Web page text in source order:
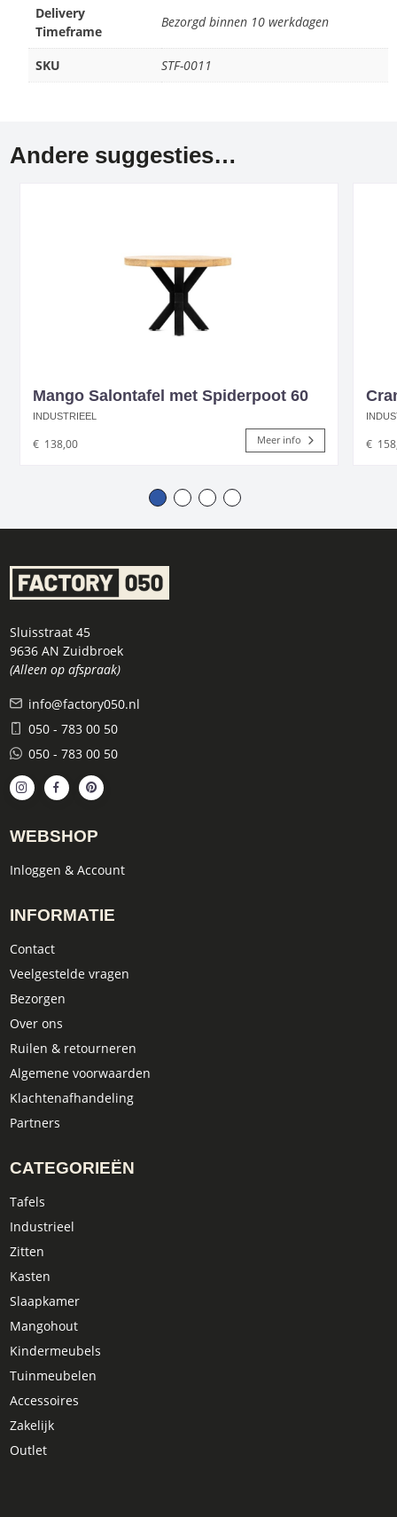
Delivery
Timeframe
Bezorgd binnen 10 werkdagen
SKU STF-0011
Andere suggesties…
Mango Salontafel met Spiderpoot 60
INDUSTRIEEL
€ 138,00 Meer info €
Sluisstraat 45
9636 AN Zuidbroek
(Alleen op afspraak)
info@factory050.nl
050 - 783 00 50
050 - 783 00 50
WEBSHOP
Inloggen & Account
INFORMATIE
Contact
Veelgestelde vragen
Bezorgen
Over ons
Ruilen & retourneren
Algemene voorwaarden
Klachtenafhandeling
Partners
CATEGORIEËN
Tafels
Industrieel
Zitten
Kasten
Slaapkamer
Mangohout
Kindermeubels
Tuinmeubelen
Accessoires
Zakelijk
Outlet